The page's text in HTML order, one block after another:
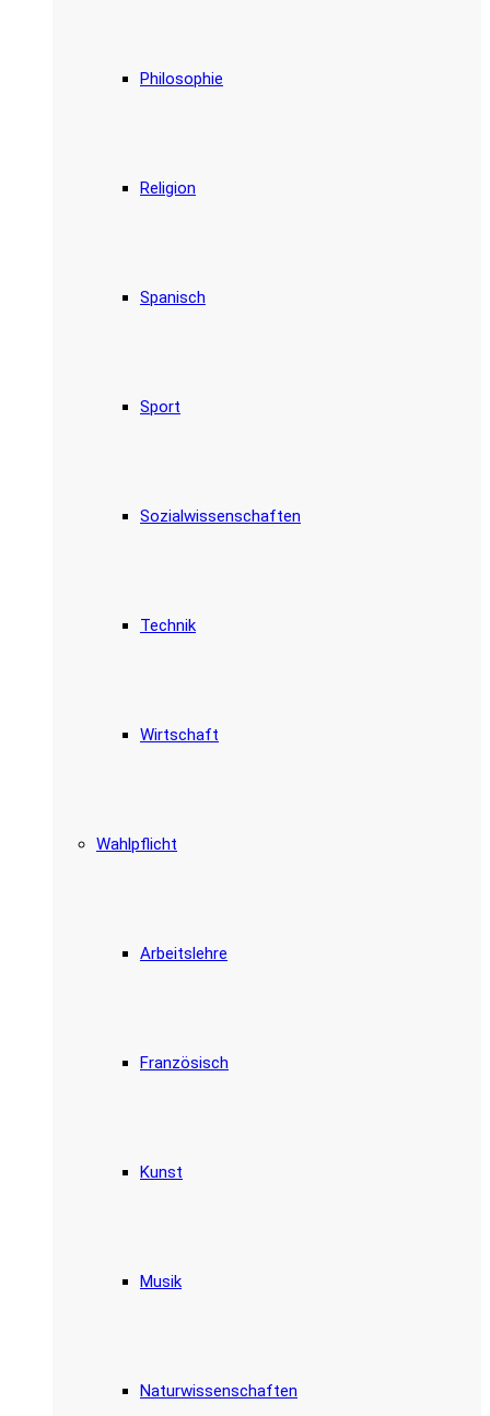
Philosophie
Religion
Spanisch
Sport
Sozialwissenschaften
Technik
Wirtschaft
Wahlpflicht
Arbeitslehre
Französisch
Kunst
Musik
Naturwissenschaften